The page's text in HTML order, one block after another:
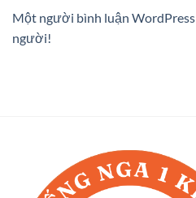
Một người bình luận WordPress
người!